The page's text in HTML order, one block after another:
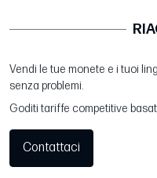
Vendi le tue monete e i tuoi
senza problemi.
Goditi tariffe competitive
Contattaci